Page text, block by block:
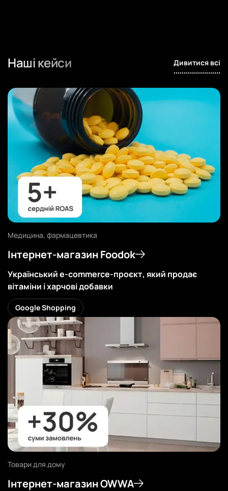
Наші кейси Дивитися всі
Медицина, фармацевтика
Інтернет-магазин Foodok
Український e-commerce-проєкт, який продає
вітаміни і харчові добавки
Google Shopping
Товари для дому
Інтернет-магазин OWWA